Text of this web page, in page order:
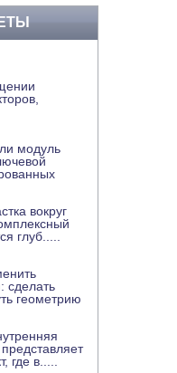
модуль
вокруг
глуб
сделать
геометрию
где в